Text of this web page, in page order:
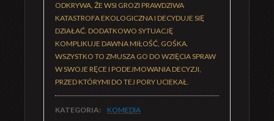
ODKRYWA, ŻE WSI GROZI PRAWDZIWA
KATASTROFA EKOLOGICZNA I DECYDUJE SIĘ
DZIAŁAĆ. DODATKOWO SYTUACJĘ
KOMPLIKUJE DAWNA MIŁOŚĆ, GOŚKA.
WSZYSTKO TO ZMUSZA GO DO WZIĘCIA SPRAW
W SWOJE RĘCE I PODEJMOWANIA DECYZJI,
PRZED KTÓRYMI DO TEJ PORY UCIEKAŁ.
KATEGORIA: KOMEDIA